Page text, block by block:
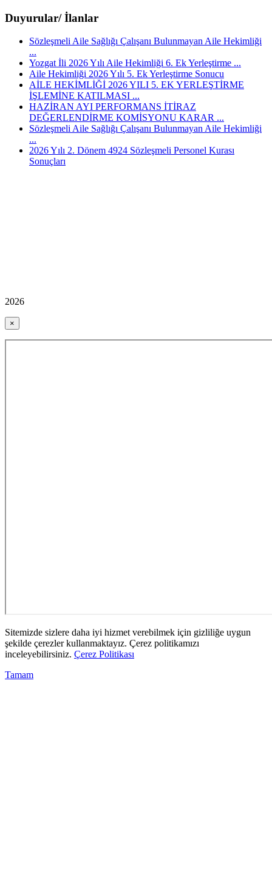
Duyurular/ İlanlar
Sözleşmeli Aile Sağlığı Çalışanı Bulunmayan Aile Hekimliği
...
Yozgat İli 2026 Yılı Aile Hekimliği 6. Ek Yerleştirme ...
Aile Hekimliği 2026 Yılı 5. Ek Yerleştirme Sonucu
AİLE HEKİMLİĞİ 2026 YILI 5. EK YERLEŞTİRME
İŞLEMİNE KATILMASI ...
HAZİRAN AYI PERFORMANS İTİRAZ
DEĞERLENDİRME KOMİSYONU KARAR ...
Sözleşmeli Aile Sağlığı Çalışanı Bulunmayan Aile Hekimliği
...
2026 Yılı 2. Dönem 4924 Sözleşmeli Personel Kurası
Sonuçları
2026
×
Sitemizde sizlere daha iyi hizmet verebilmek için gizliliğe uygun
şekilde çerezler kullanmaktayız. Çerez politikamızı
inceleyebilirsiniz. Çerez Politikası
Tamam